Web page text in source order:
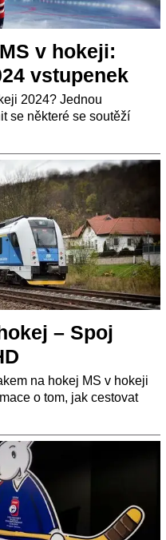
v hokeji:
vstupenek
2024? Jednou
se některé se soutěží
– Spoj
na hokej MS v hokeji
o tom, jak cestovat